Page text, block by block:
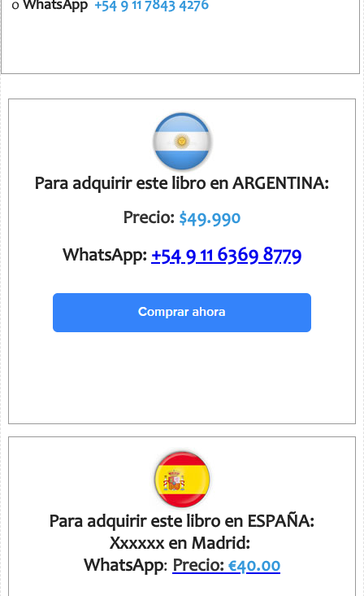
o WhatsApp +54 9 11 7843 4276
Para adquirir este libro en ARGENTINA:
Precio: $49.990
WhatsApp: +54 9 11 6369 8779
Para adquirir este libro en ESPAÑA:
Xxxxxx en Madrid:
WhatsApp: Precio: €40.00